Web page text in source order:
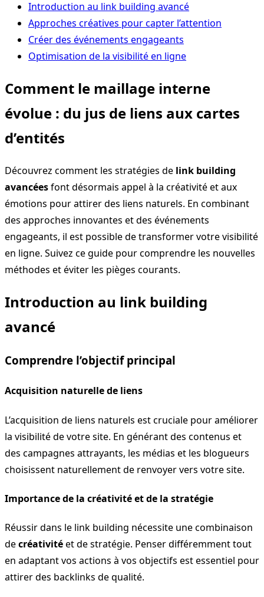
Introduction au link building avancé
Approches créatives pour capter l’attention
Créer des événements engageants
Optimisation de la visibilité en ligne
Comment le maillage interne
évolue : du jus de liens aux cartes
d’entités
Découvrez comment les stratégies de link building
avancéesfont désormais appel à la créativité et aux
émotions pour attirer des liens naturels. En combinant
des approches innovantes et des événements
engageants, il est possible de transformer votre visibilité
en ligne. Suivez ce guide pour comprendre les nouvelles
méthodes et éviter les pièges courants.
Introduction au link building
avancé
Comprendre l’objectif principal
Acquisition naturelle de liens
L’acquisition de liens naturels est cruciale pour améliorer
la visibilité de votre site. En générant des contenus et
des campagnes attrayants, les médias et les blogueurs
choisissent naturellement de renvoyer vers votre site.
Importance de la créativité et de la stratégie
Réussir dans le link building nécessite une combinaison
decréativitéet de stratégie. Penser différemment tout
en adaptant vos actions à vos objectifs est essentiel pour
attirer des backlinks de qualité.